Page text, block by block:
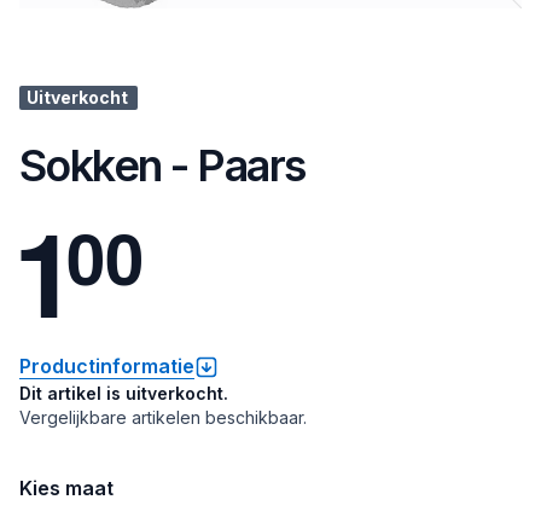
Uitverkocht
Sokken - Paars
100
Productinformatie
Dit artikel is uitverkocht.
Vergelijkbare artikelen beschikbaar.
Kies maat